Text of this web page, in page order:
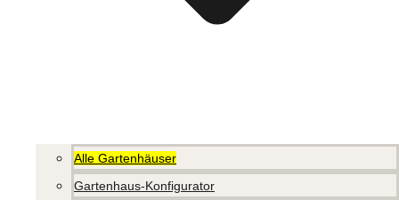
Alle Gartenhäuser
Gartenhaus-Konfigurator